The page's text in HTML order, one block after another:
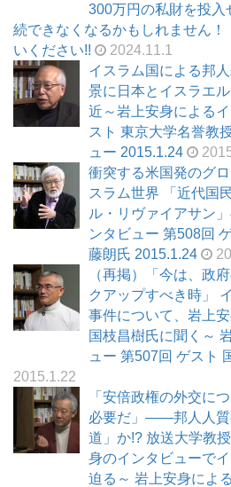
300万円の私財を投入
続できなくなるかもしれません！
いください!!
2024.11.1
イスラム国による邦
景に日本とイスラエ
近～岩上安身による
スト 東京大学名誉教
ュー 2015.1.24
衝突する米国発のグ
スラム世界 「近代国
ル・リヴァイアサン
ンタビュー 第508回
藤朗氏 2015.1.24
（再掲）「今は、政
クアップすべき時」
事件について、岩上
国枝昌樹氏に聞く～
ュー 第507回 ゲスト
2015.1.22
「安倍政権の外交に
必要だ」――邦人人質
道」か!? 放送大学教
身のインタビューで
迫る～ 岩上安身によ